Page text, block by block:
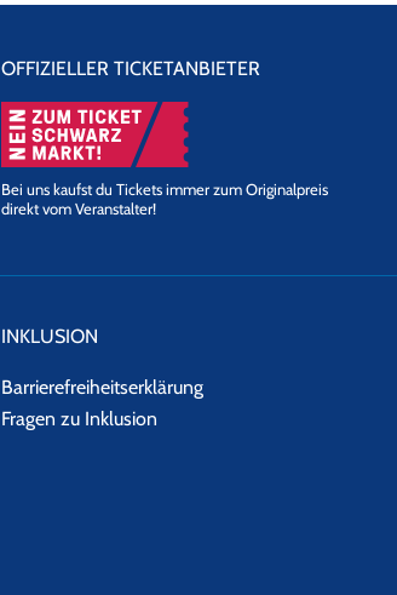
OFFIZIELLER TICKETANBIETER
Bei uns kaufst du Tickets immer zum Originalpreis
direkt vom Veranstalter!
INKLUSION
Barrierefreiheitserklärung
Fragen zu Inklusion